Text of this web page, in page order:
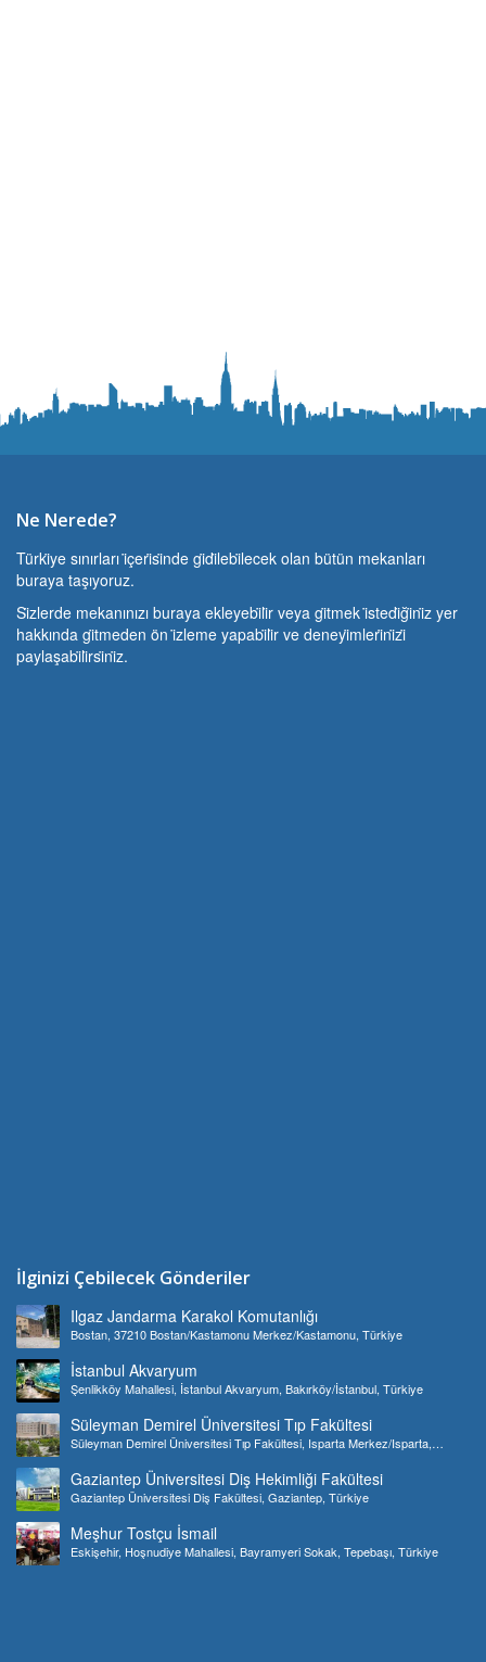
Ne Nerede?
Türki̇ye sınırları i̇çeri̇si̇nde gi̇di̇lebi̇lecek olan bütün mekanları
buraya taşıyoruz.
Si̇zlerde mekanınızı buraya ekleyebi̇li̇r veya gi̇tmek i̇stedi̇ği̇ni̇z yer
hakkında gi̇tmeden ön i̇zleme yapabi̇li̇r ve deneyi̇mleri̇ni̇zi̇
paylaşabi̇li̇rsi̇ni̇z.
İlginizi Çebilecek Gönderiler
Ilgaz Jandarma Karakol Komutanlığı
Bostan, 37210 Bostan/Kastamonu Merkez/Kastamonu, Türkiye
İstanbul Akvaryum
Şenlikköy Mahallesi, İstanbul Akvaryum, Bakırköy/İstanbul, Türkiye
Süleyman Demirel Üniversitesi Tıp Fakültesi
Süleyman Demirel Üniversitesi Tıp Fakültesi, Isparta Merkez/Isparta,
Gaziantep Üniversitesi Diş Hekimliği Fakültesi
Gaziantep Üniversitesi Diş Fakültesi, Gaziantep, Türkiye
Meşhur Tostçu İsmail
Eskişehir, Hoşnudiye Mahallesi, Bayramyeri Sokak, Tepebaşı, Türkiye